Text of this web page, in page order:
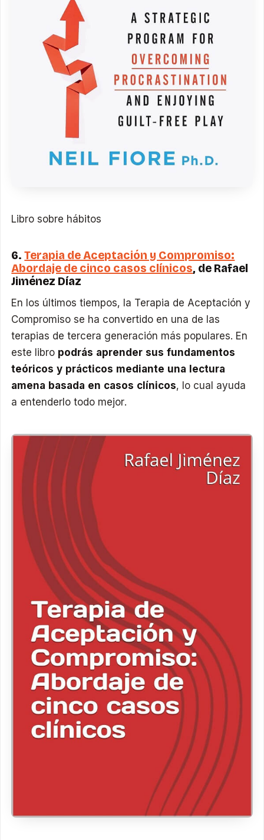
Libro sobre hábitos
6.Terapia de Aceptación y Compromiso:
Abordaje de cinco casos clínicos, de Rafael
Jiménez Díaz
En los últimos tiempos, la Terapia de Aceptación y
Compromiso se ha convertido en una de las
terapias de tercera generación más populares. En
este libro podrás aprender sus fundamentos
teóricos y prácticos mediante una lectura
amena basada en casos clínicos, lo cual ayuda
a entenderlo todo mejor.